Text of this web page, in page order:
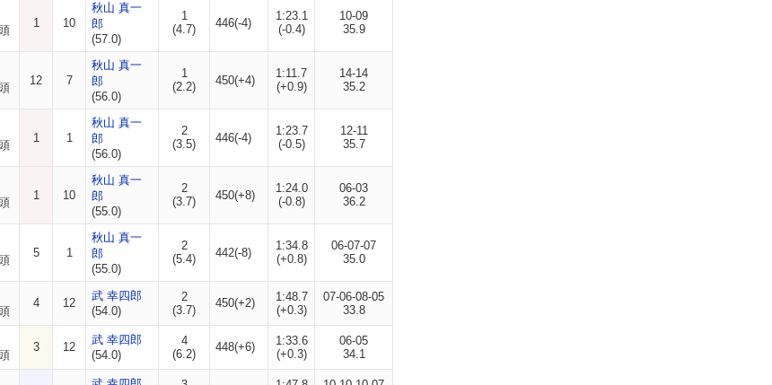
1 10
秋山 真一
郎
(57.0)
1
(4.7)
446(-4)
1:23.1
(-0.4)
10-09
35.9
12 7
秋山 真一
郎
(56.0)
1
(2.2)
450(+4)
1:11.7
(+0.9)
14-14
35.2
1 1
秋山 真一
郎
(56.0)
2
(3.5)
446(-4)
1:23.7
(-0.5)
12-11
35.7
1 10
秋山 真一
郎
(55.0)
2
(3.7)
450(+8)
1:24.0
(-0.8)
06-03
36.2
5 1
秋山 真一
郎
(55.0)
2
(5.4)
442(-8)
1:34.8
(+0.8)
06-07-07
35.0
4 12
武 幸四郎
(54.0)
2
(3.7)
450(+2)
1:48.7
(+0.3)
07-06-08-05
33.8
3 12
武 幸四郎
(54.0)
4
(6.2)
448(+6)
1:33.6
(+0.3)
06-05
34.1